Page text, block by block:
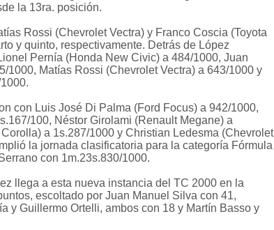
la 13ra. posición.
Rossi (Chevrolet Vectra) y Franco Coscia (Toyota
y quinto, respectivamente. Detrás de López
Pernía (Honda New Civic) a 484/1000, Juan
1000, Matías Rossi (Chevrolet Vectra) a 643/1000 y
con Luis José Di Palma (Ford Focus) a 942/1000,
100, Néstor Girolami (Renault Megane) a
a 1s.287/1000 y Christian Ledesma (Chevrolet
la jornada clasificatoria para la categoría Fórmula
con 1m.23s.830/1000.
llega a esta nueva instancia del TC 2000 en la
escoltado por Juan Manuel Silva con 41,
y Guillermo Ortelli, ambos con 18 y Martín Basso y